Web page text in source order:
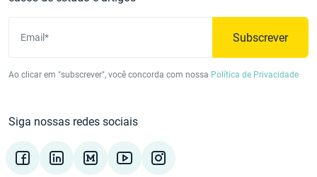
Email* Subscrever
Ao clicar em "subscrever", você concorda com nossa Política de Privacidade
Siga nossas redes sociais